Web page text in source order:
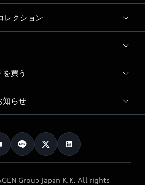
モデル
ン
レクション
ート
買う
知らせ
ペーン
Group Japan K.K. All rights